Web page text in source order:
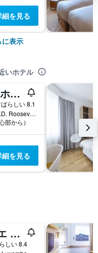
細を見る
表示
いホテル
グランド ホテル クラバット
らしい 8.1
29. Boulevard F.D. Roosevelt, ルクセンブルク, ルクセンブルク郡, ルクセンブルク
部から）
細を見る
ブラセリエ ベイルハシュト
しい 8.4